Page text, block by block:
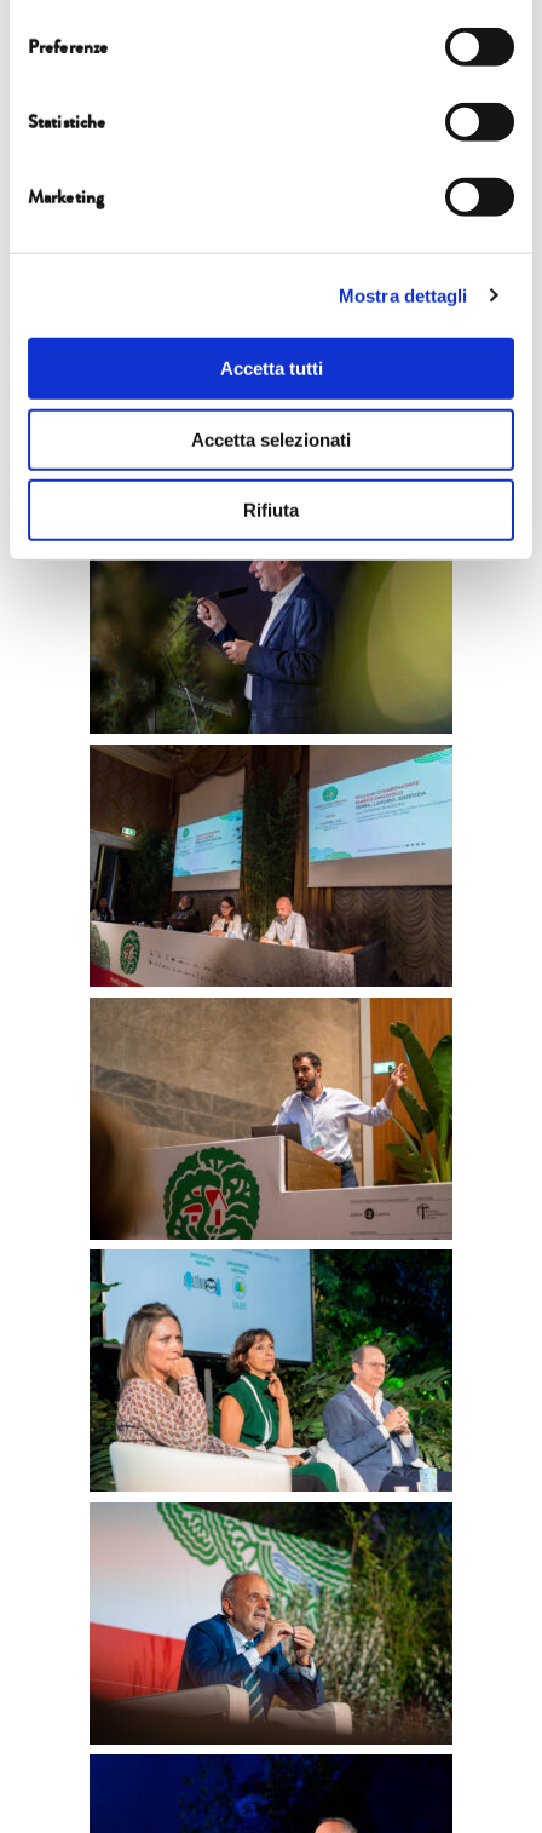
Preferenze
Statistiche
Marketing
Mostra dettagli
Accetta tutti
Accetta selezionati
Rifiuta